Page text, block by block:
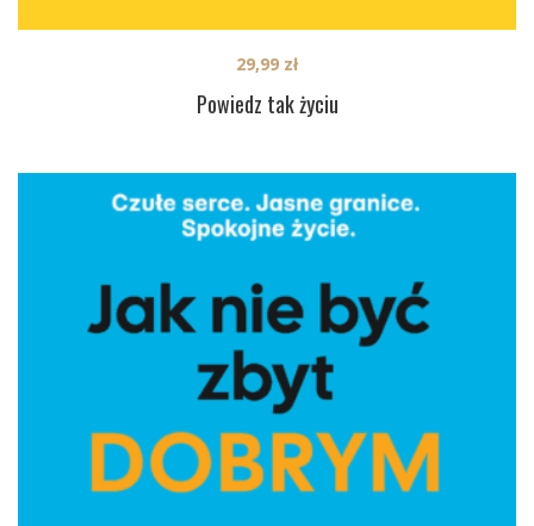
Powiedz tak życiu
29,99 zł